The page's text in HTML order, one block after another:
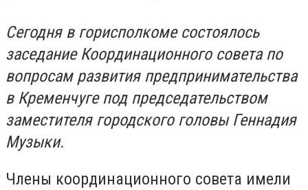
Сегодня в горисполкоме состоялось
заседание Координационного совета по
вопросам развития предпринимательства
в Кременчуге под председательством
заместителя городского головы Геннадия
Музыки.
Члены координационного совета имели